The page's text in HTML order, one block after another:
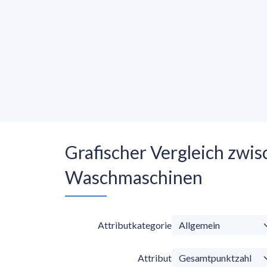
Grafischer Vergleich
Waschmaschinen
Attributkategorie
Attribut